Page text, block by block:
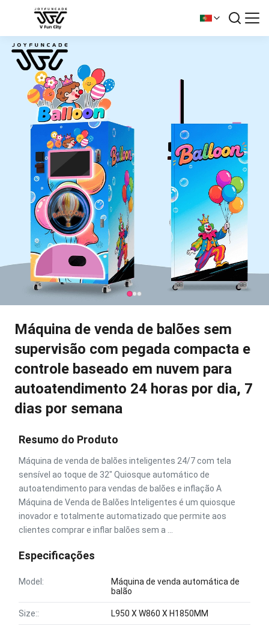
Máquina de venda de balões sem
supervisão com pegada compacta e
controle baseado em nuvem para
autoatendimento 24 horas por dia, 7
dias por semana
Resumo do Produto
Máquina de venda de balões inteligentes 24/7 com tela
sensível ao toque de 32" Quiosque automático de
autoatendimento para vendas de balões e inflação A
Máquina de Venda de Balões Inteligentes é um quiosque
inovador e totalmente automatizado que permite aos
clientes comprar e inflar balões sem a ...
Especificações
Model:
Máquina de venda automática de
balão
Size:: L950 X W860 X H1850MM